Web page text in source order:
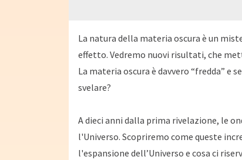
La natura della materia oscura è un
effetto. Vedremo nuovi risultati, che
La materia oscura è davvero “fredda” e
svelare?
A dieci anni dalla prima rivelazione, le
l'Universo. Scopriremo come queste
l'espansione dell’Universo e cosa ci